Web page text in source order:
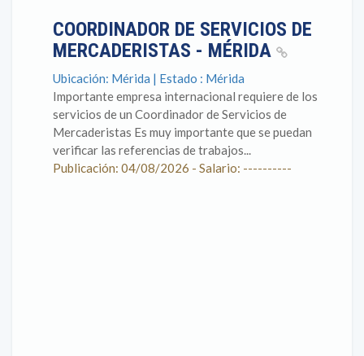
COORDINADOR DE SERVICIOS DE
MERCADERISTAS - MÉRIDA
Ubicación: Mérida | Estado : Mérida
Importante empresa internacional requiere de los
servicios de un Coordinador de Servicios de
Mercaderistas Es muy importante que se puedan
verificar las referencias de trabajos...
Publicación: 04/08/2026 - Salario: ----------